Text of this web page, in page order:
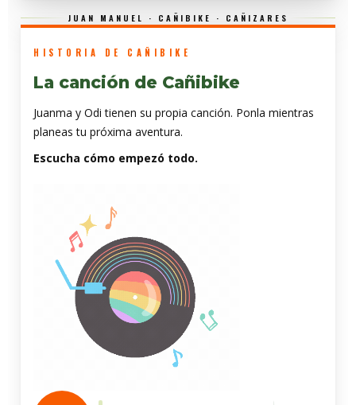
JUAN MANUEL · CAÑIBIKE · CAÑIZARES
HISTORIA DE CAÑIBIKE
La canción de Cañibike
Juanma y Odi tienen su propia canción. Ponla mientras
planeas tu próxima aventura.
Escucha cómo empezó todo.